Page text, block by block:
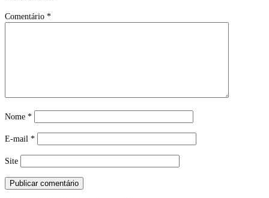
Comentário *
Nome *
E-mail *
Site